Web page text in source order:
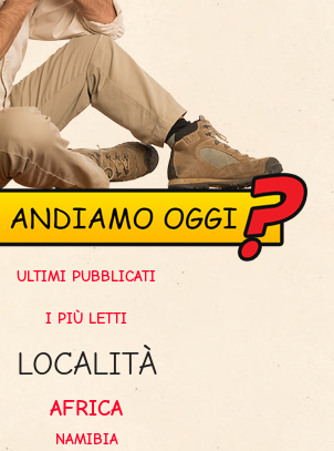
ULTIMI PUBBLICATI
I PIÙ LETTI
LOCALITÀ
AFRICA
NAMIBIA